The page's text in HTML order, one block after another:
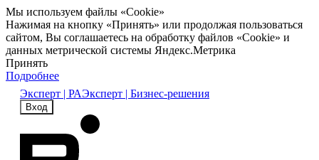
Мы используем файлы «Cookie»
Нажимая на кнопку «Принять» или продолжая пользоваться
сайтом, Вы соглашаетесь на обработку файлов «Cookie» и
данных метрической системы Яндекс.Метрика
Принять
Подробнее
Эксперт | РАЭксперт | Бизнес-решения
Вход